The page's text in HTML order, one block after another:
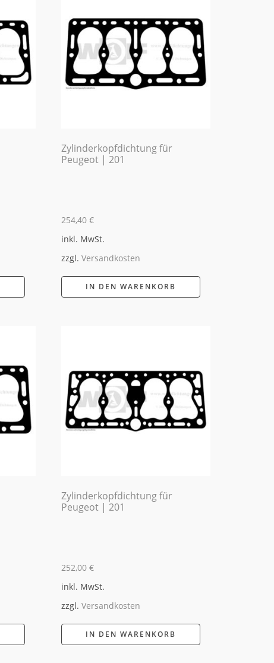
Zylinderkopfdichtung für
Peugeot | 201
254,40€
inkl. MwSt.
zzgl.Versandkosten
IN DEN WARENKORB
Zylinderkopfdichtung für
Peugeot | 201
252,00€
inkl. MwSt.
zzgl.Versandkosten
IN DEN WARENKORB